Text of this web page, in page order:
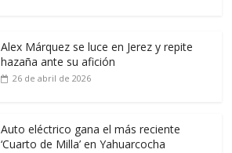
Alex Márquez se luce en Jerez y repite
hazaña ante su afición
26 de abril de 2026
Auto eléctrico gana el más reciente
‘Cuarto de Milla’ en Yahuarcocha